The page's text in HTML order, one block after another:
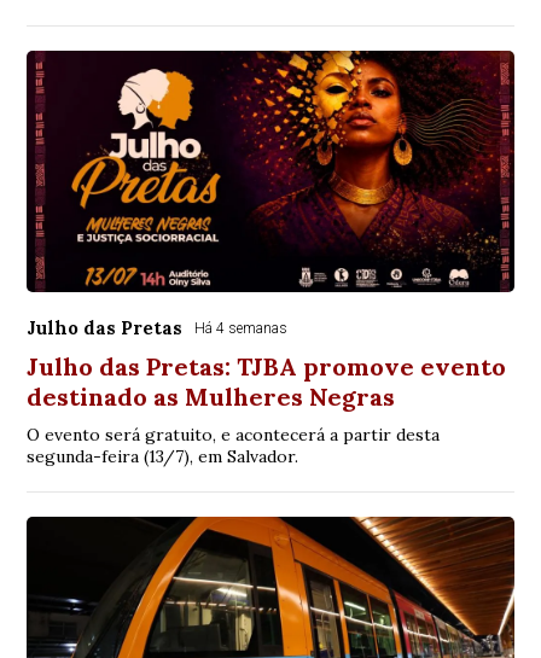
Julho das Pretas Há 4 semanas
Julho das Pretas: TJBA promove evento
destinado as Mulheres Negras
O evento será gratuito, e acontecerá a partir desta
segunda-feira (13/7), em Salvador.